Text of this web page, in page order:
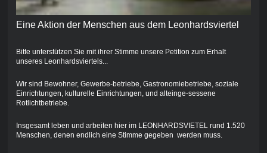
Eine Aktion der Menschen aus dem Leonhardsviertel
Bitte unterstützen Sie mit ihrer Stimme unsere Petition zum Erhalt
unseres Leonhardsviertels...
Wir sind Bewohner, Gewerbe-betriebe, Gastronomiebetriebe, soziale
Einrichtungen, kulturelle Einrichtungen, und alteinge-sessene
Rotlichtbetriebe.
Insgesamt leben und arbeiten hier im LEONHARDSVIETEL rund 1.520
Menschen, denen endlich eine Stimme gegeben werden muss.